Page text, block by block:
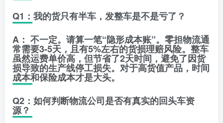
Q1：我的货只有半车，发整车是不是亏了？
A： 不一定。请算一笔“隐形成本账”。零担物流通
常需要3-5天，且有5%左右的货损理赔风险。整车
虽然运费单价高，但节省了2天时间，避免了因货
损导致的生产线停工损失。对于高货值产品，时间
成本和保险成本才是大头。
Q2：如何判断物流公司是否有真实的回头车资
源？